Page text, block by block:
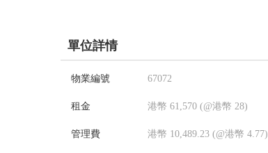
單位詳情
物業編號 67072
租金 港幣 61,570 (@港幣 28)
管理費 港幣 10,489.23 (@港幣 4.77)